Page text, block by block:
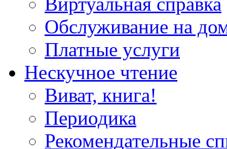
Обслуживание на
Платные услуги
Нескучное чтение
Виват, книга!
Периодика
Рекомендательные